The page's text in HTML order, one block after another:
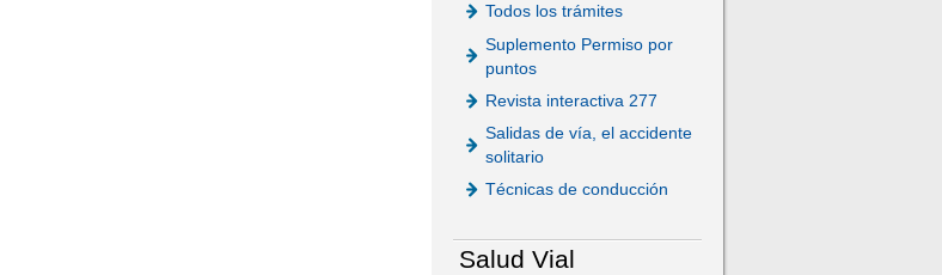
Todos los trámites
Suplemento Permiso por
puntos
Revista interactiva 277
Salidas de vía, el accidente
solitario
Técnicas de conducción
Salud Vial